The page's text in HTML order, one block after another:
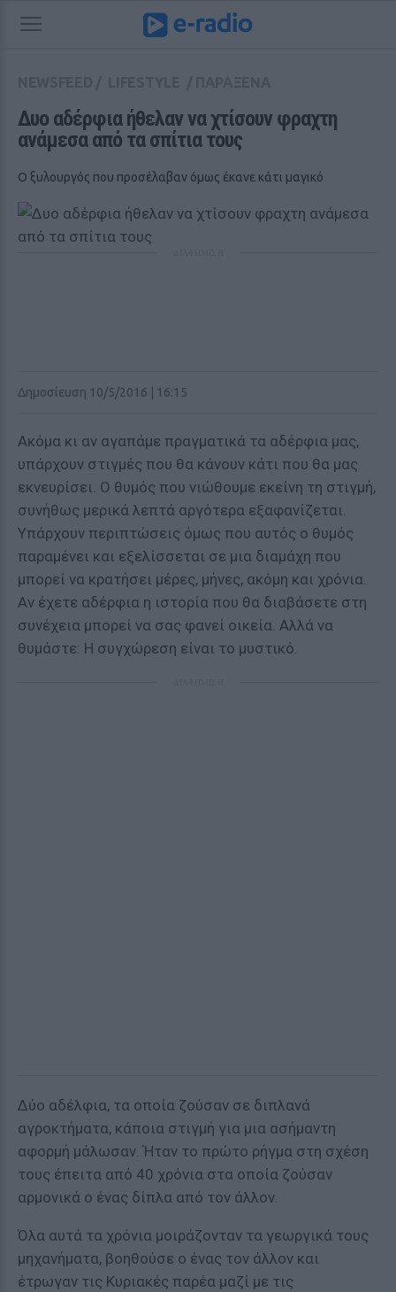
Δυο αδέρφια ήθελαν να χτίσουν φραχτη
ανάμεσα από τα σπίτια τους
Ο ξυλουργός που προσέλαβαν όμως έκανε κάτι μαγικό
Δημοσίευση 10/5/2016 | 16:15
Ακόμα κι αν αγαπάμε πραγματικά τα αδέρφια μας,
υπάρχουν στιγμές που θα κάνουν κάτι που θα μας
εκνευρίσει. Ο θυμός που νιώθουμε εκείνη τη στιγμή,
συνήθως μερικά λεπτά αργότερα εξαφανίζεται.
Υπάρχουν περιπτώσεις όμως που αυτός ο θυμός
παραμένει και εξελίσσεται σε μια διαμάχη που
μπορεί να κρατήσει μέρες, μήνες, ακόμη και χρόνια.
Αν έχετε αδέρφια η ιστορία που θα διαβάσετε στη
συνέχεια μπορεί να σας φανεί οικεία. Αλλά να
θυμάστε: Η συγχώρεση είναι το μυστικό.
Δύο αδέλφια, τα οποία ζούσαν σε διπλανά
αγροκτήματα, κάποια στιγμή για μια ασήμαντη
αφορμή μάλωσαν. Ήταν το πρώτο ρήγμα στη σχέση
τους έπειτα από 40 χρόνια στα οποία ζούσαν
αρμονικά ο ένας δίπλα από τον άλλον.
Όλα αυτά τα χρόνια μοιράζονταν τα γεωργικά τους
μηχανήματα, βοηθούσε ο ένας τον άλλον και
έτρωγαν τις Κυριακές παρέα μαζί με τις